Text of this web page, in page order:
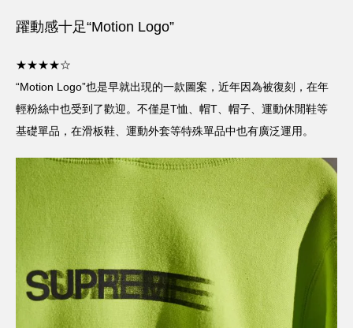
躍動感十足“Motion Logo”
★★★★☆
“Motion Logo”也是早就出現的一款圖案，近年因為被復刻，在年
輕粉絲中也受到了歡迎。不僅是T恤、帽T、帽子、運動休閒鞋等
基礎單品，在滑板鞋、運動外套等特殊單品中也有廣泛運用。